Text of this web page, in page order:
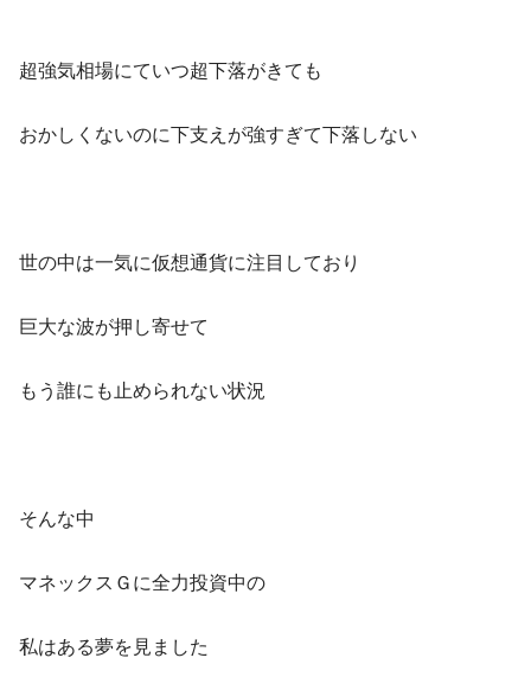
超強気相場にていつ超下落がきても
おかしくないのに下支えが強すぎて下落しない
世の中は一気に仮想通貨に注目しており
巨大な波が押し寄せて
もう誰にも止められない状況
そんな中
マネックスＧに全力投資中の
私はある夢を見ました